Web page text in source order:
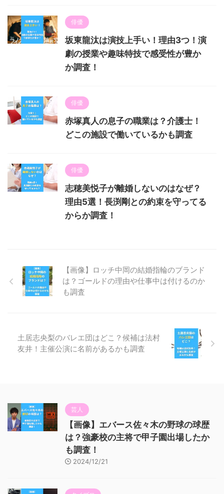
俳優
坂東龍汰は演技上手い！理由3つ！演
劇の授業や趣味特技で感受性が豊か
か調査！
俳優
赤塚真人の息子の職業は？介護士！
どこの施設で働いているかも調査
俳優
志穂美悦子が離婚しないのはなぜ？
理由5選！長渕剛との約束を守ってる
からか調査！
【画像】ロッチ中岡の結婚指輪のブランド
は？ゴールドの理由や仕事中は付けるのか
も調査
土居志央梨のバレエ団はどこ？候補は法村
友井！主催公演に名前があるかも調査
芸人
【画像】エバース佐々木の野球の球歴
は？強豪校の主将で甲子園出場したか
も調査！
2024/12/21